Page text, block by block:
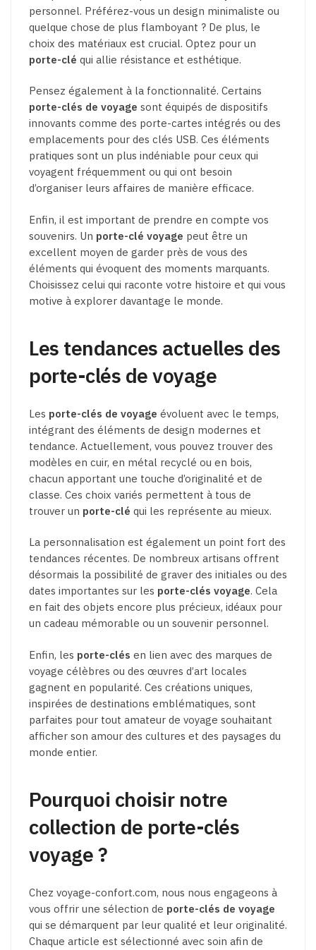
personnel. Préférez-vous un design minimaliste ou
quelque chose de plus flamboyant ? De plus, le
choix des matériaux est crucial. Optez pour un
porte-clé qui allie résistance et esthétique.
Pensez également à la fonctionnalité. Certains
porte-clés de voyage sont équipés de dispositifs
innovants comme des porte-cartes intégrés ou des
emplacements pour des clés USB. Ces éléments
pratiques sont un plus indéniable pour ceux qui
voyagent fréquemment ou qui ont besoin
d’organiser leurs affaires de manière efficace.
Enfin, il est important de prendre en compte vos
souvenirs. Un porte-clé voyage peut être un
excellent moyen de garder près de vous des
éléments qui évoquent des moments marquants.
Choisissez celui qui raconte votre histoire et qui vous
motive à explorer davantage le monde.
Les tendances actuelles des
porte-clés de voyage
Les porte-clés de voyage évoluent avec le temps,
intégrant des éléments de design modernes et
tendance. Actuellement, vous pouvez trouver des
modèles en cuir, en métal recyclé ou en bois,
chacun apportant une touche d’originalité et de
classe. Ces choix variés permettent à tous de
trouver un porte-clé qui les représente au mieux.
La personnalisation est également un point fort des
tendances récentes. De nombreux artisans offrent
désormais la possibilité de graver des initiales ou des
dates importantes sur les porte-clés voyage. Cela
en fait des objets encore plus précieux, idéaux pour
un cadeau mémorable ou un souvenir personnel.
Enfin, les porte-clés en lien avec des marques de
voyage célèbres ou des œuvres d’art locales
gagnent en popularité. Ces créations uniques,
inspirées de destinations emblématiques, sont
parfaites pour tout amateur de voyage souhaitant
afficher son amour des cultures et des paysages du
monde entier.
Pourquoi choisir notre
collection de porte-clés
voyage ?
Chez voyage-confort.com, nous nous engageons à
vous offrir une sélection de porte-clés de voyage
qui se démarquent par leur qualité et leur originalité.
Chaque article est sélectionné avec soin afin de